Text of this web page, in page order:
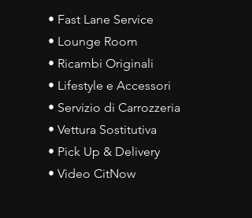
• Fast Lane Service
• Lounge Room
• Ricambi Originali
• Lifestyle e Accessori
• Servizio di Carrozzeria
• Vettura Sostitutiva
• Pick Up & Delivery
• Video CitNow